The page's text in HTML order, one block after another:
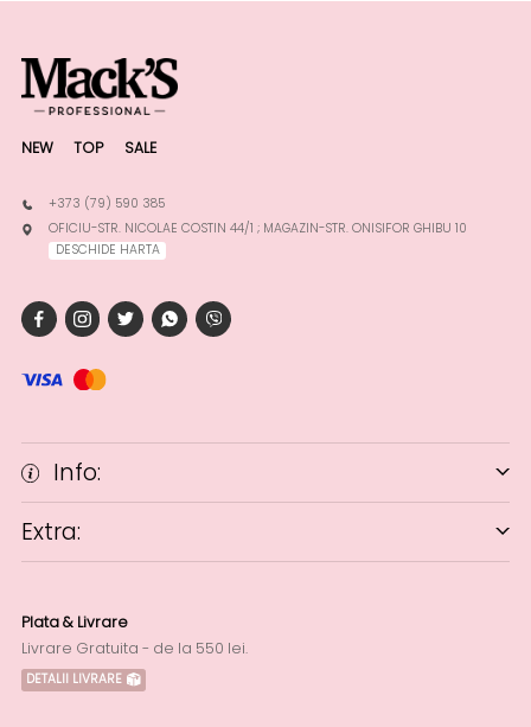
NEW TOP SALE
+373 (79) 590 385
OFICIU-STR. NICOLAE COSTIN 44/1 ; MAGAZIN-STR. ONISIFOR GHIBU 10
DESCHIDE HARTA
Info:
Extra:
Plata & Livrare
Livrare Gratuita - de la 550 lei.
DETALII LIVRARE